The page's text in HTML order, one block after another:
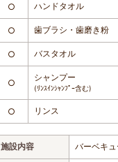
○ ハンドタオル
○ 歯ブラシ・歯磨き粉
○ バスタオル
○
シャンプー
(ﾘﾝｽｲﾝｼｬﾝﾌﾟｰ含む)
○ リンス
施設内容 バーベキュ